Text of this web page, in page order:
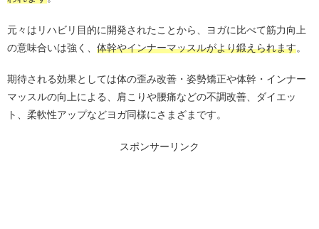
元々はリハビリ目的に開発されたことから、ヨガに比べて筋力向上
の意味合いは強く、 体幹やインナーマッスルがより鍛えられます。
期待される効果としては体の歪み改善・姿勢矯正や体幹・インナー
マッスルの向上による、肩こりや腰痛などの不調改善、ダイエッ
ト、柔軟性アップなどヨガ同様にさまざまです。
スポンサーリンク